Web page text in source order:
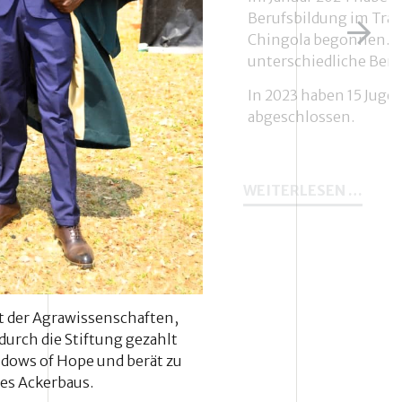
der Agrawissenschaften,
die Stiftung gezahlt
of Hope und berät zu
Ackerbaus.
Berufsbildung im
Chingola begonnen.
unterschiedliche
In 2023 haben 15
abgeschlossen.
WEITERLESEN …